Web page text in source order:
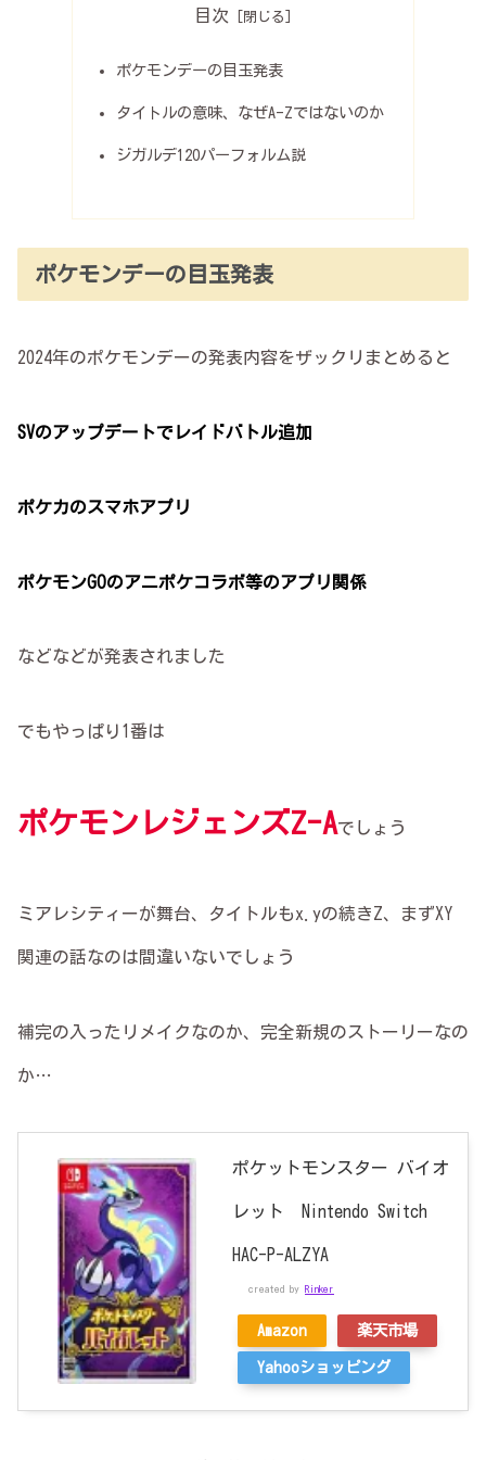
目次
ポケモンデーの目玉発表
タイトルの意味、なぜA-Zではないのか
ジガルデ120パーフォルム説
ポケモンデーの目玉発表
2024年のポケモンデーの発表内容をザックリまとめると
SVのアップデートでレイドバトル追加
ポケカのスマホアプリ
ポケモンGOのアニポケコラボ等のアプリ関係
などなどが発表されました
でもやっぱり1番は
ポケモンレジェンズZ-Aでしょう
ミアレシティーが舞台、タイトルもx.yの続きZ、まずXY
関連の話なのは間違いないでしょう
補完の入ったリメイクなのか、完全新規のストーリーなの
か…
ポケットモンスター バイオ
レット Nintendo Switch
HAC-P-ALZYA
created by Rinker
Amazon 楽天市場
Yahooショッピング